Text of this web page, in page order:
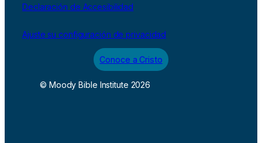
Declaración de Accesibilidad
Ajuste su configuración de privacidad
Conoce a Cristo
© Moody Bible Institute 2026